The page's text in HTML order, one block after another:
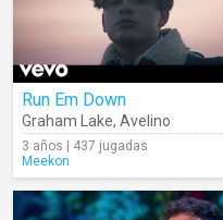
Run Em Down
Graham Lake, Avelino
3 años | 437 jugadas
Meekon